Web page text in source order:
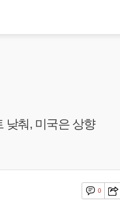
낮춰, 미국은 상향
0